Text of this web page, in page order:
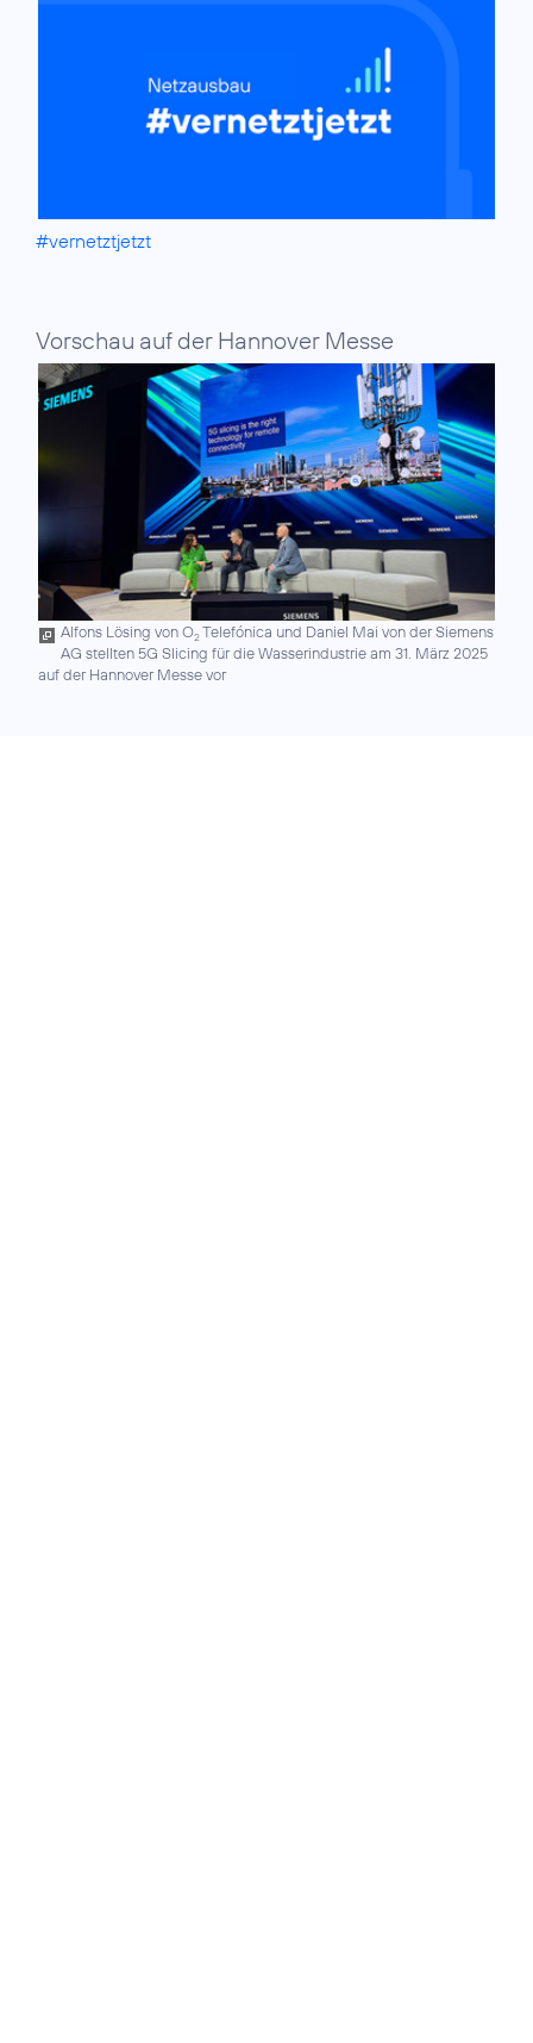
#vernetztjetzt
Vorschau auf der Hannover Messe
Alfons Lösing von O2Telefónica und Daniel Mai von der Siemens
AG stellten 5G Slicing für die Wasserindustrie am 31. März 2025
auf der Hannover Messe vor